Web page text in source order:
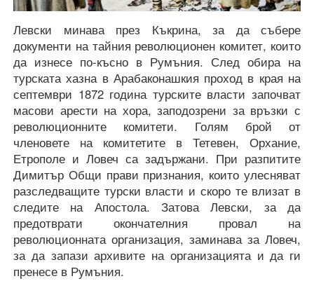
Левски минава през Къкрина, за да събере
документи на тайния революционен комитет, които
да изнесе по-късно в Румъния. След обира на
турската хазна в Арабаконашкия проход в края на
септември 1872 година турските власти започват
масови арести на хора, заподозрени за връзки с
революционните комитети. Голям брой от
членовете на комитетите в Тетевен, Орхание,
Етрополе и Ловеч са задържани. При разпитите
Димитър Общи прави признания, които улесняват
разследващите турски власти и скоро те влизат в
следите на Апостола. Затова Левски, за да
предотврати окончателния провал на
революционната организация, заминава за Ловеч,
за да запази архивите на организацията и да ги
пренесе в Румъния.